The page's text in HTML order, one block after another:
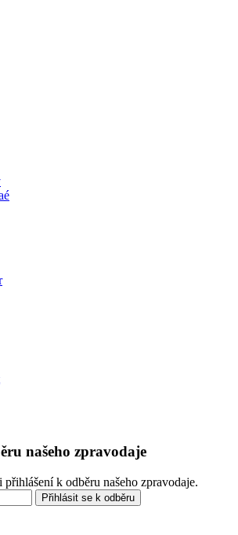
našeho zpravodaje
k odběru našeho zpravodaje.
Přihlásit se k odběru